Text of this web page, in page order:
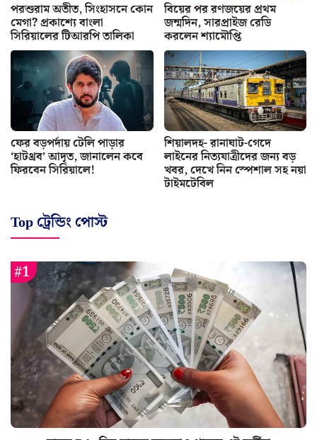
পরশুরাম অতীত, সিংহাসনে কোন
মেগা? প্রকাশ্যে বাংলা
সিরিয়ালের টিআরপি তালিকা
বিয়ের পর রণজয়ের প্রথম
জন্মদিন, সারপ্রাইজ রেডি
করলেন শ্যামৌপ্তি
ফের বড়পর্দায় টেলি পাড়ার
‘হাটথ্রব’ আদৃত, জানালেন কবে
ফিরবেন সিরিয়ালে!
শিয়ালদহ- রানাঘাট-গেদে
লাইনের নিত্যযাত্রীদের জন্য বড়
খবর, দেখে নিন স্পেশাল সহ নয়া
টাইমটেবিল
Top ট্রেন্ডিং পোস্ট